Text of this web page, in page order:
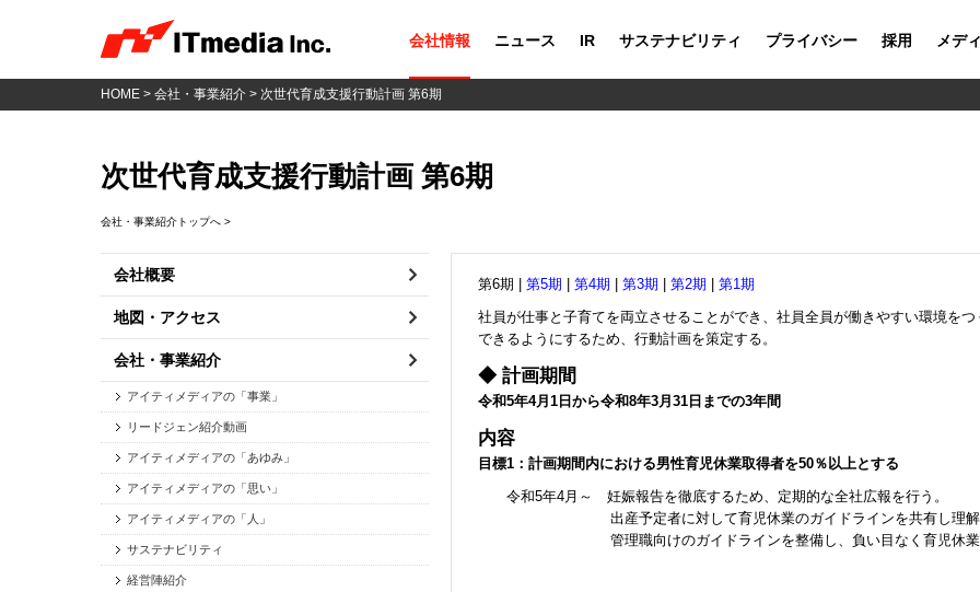
会社情報 ニュース IR サステナビリティ プライバシー 採用 メデ
HOME > 会社・事業紹介 > 次世代育成支援行動計画 第6期
次世代育成支援行動計画 第6期
会社・事業紹介トップへ >
第6期 | 第5期 | 第4期 | 第3期 | 第2期 | 第1期
社員が仕事と子育てを両立させることができ、社員全員が働きやすい環境を
できるようにするため、行動計画を策定する。
◆ 計画期間
令和5年4月1日から令和8年3月31日までの3年間
内容
目標1：計画期間内における男性育児休業取得者を50％以上とする
令和5年4月～ 妊娠報告を徹底するため、定期的な全社広報を行う。
出産予定者に対して育児休業のガイドラインを共有し理解
管理職向けのガイドラインを整備し、負い目なく育児休業を取
会社概要
地図・アクセス
会社・事業紹介
アイティメディアの「事業」
リードジェン紹介動画
アイティメディアの「あゆみ」
アイティメディアの「思い」
アイティメディアの「人」
サステナビリティ
経営陣紹介